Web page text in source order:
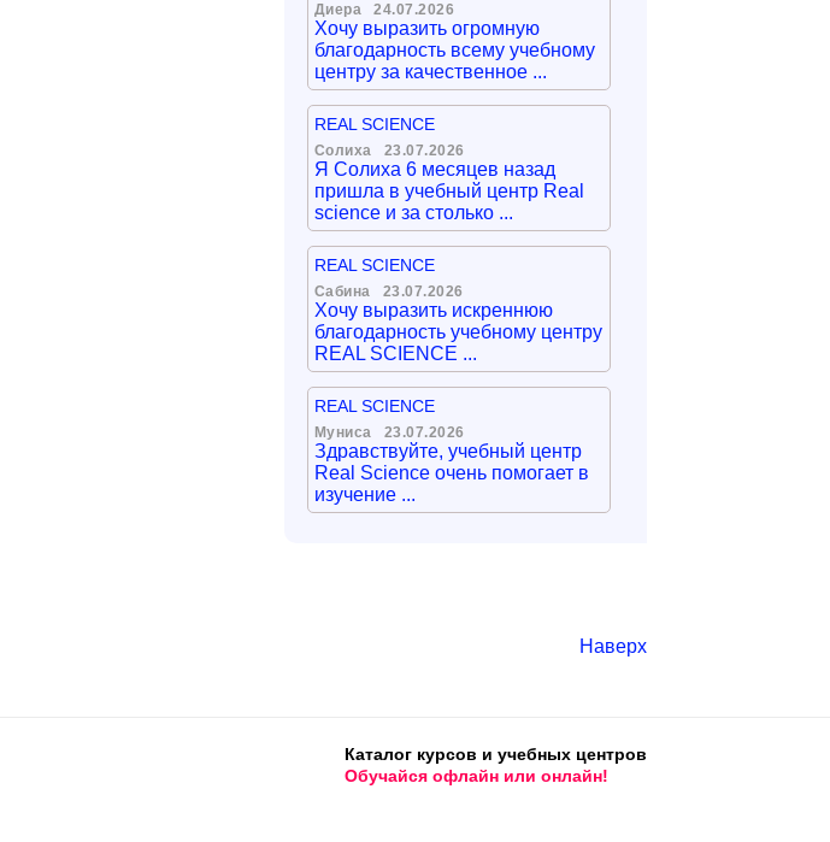
Диера 24.07.2026
Хочу выразить огромную
благодарность всему учебному
центру за качественное ...
REAL SCIENCE
Солиха 23.07.2026
Я Солиха 6 месяцев назад
пришла в учебный центр Real
science и за столько ...
REAL SCIENCE
Сабина 23.07.2026
Хочу выразить искреннюю
благодарность учебному центру
REAL SCIENCE ...
REAL SCIENCE
Муниса 23.07.2026
Здравствуйте, учебный центр
Real Science очень помогает в
изучение ...
Наверх
Каталог курсов и учебных центров
Обучайся офлайн или онлайн!